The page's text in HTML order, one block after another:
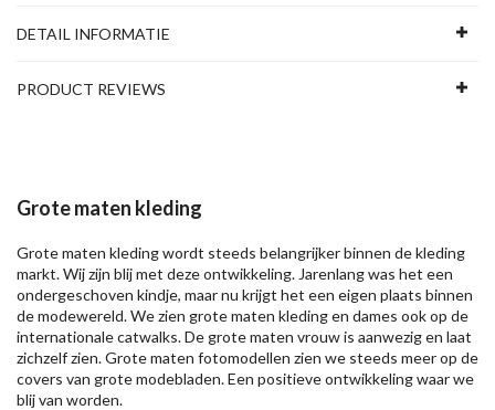
DETAIL INFORMATIE
PRODUCT REVIEWS
Grote maten kleding
Grote maten kleding wordt steeds belangrijker binnen de kleding
markt. Wij zijn blij met deze ontwikkeling. Jarenlang was het een
ondergeschoven kindje, maar nu krijgt het een eigen plaats binnen
de modewereld. We zien grote maten kleding en dames ook op de
internationale catwalks. De grote maten vrouw is aanwezig en laat
zichzelf zien. Grote maten fotomodellen zien we steeds meer op de
covers van grote modebladen. Een positieve ontwikkeling waar we
blij van worden.